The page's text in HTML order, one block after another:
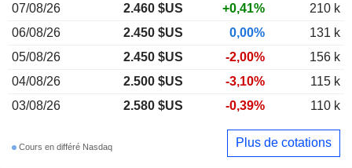
07/08/26
2.460 $US +0,41%
210 k
06/08/26
2.450 $US 0,00%
131 k
05/08/26
2.450 $US -2,00%
156 k
04/08/26
2.500 $US -3,10%
115 k
03/08/26
2.580 $US -0,39% 110 k
Cours en différé Nasdaq Plus de cotations